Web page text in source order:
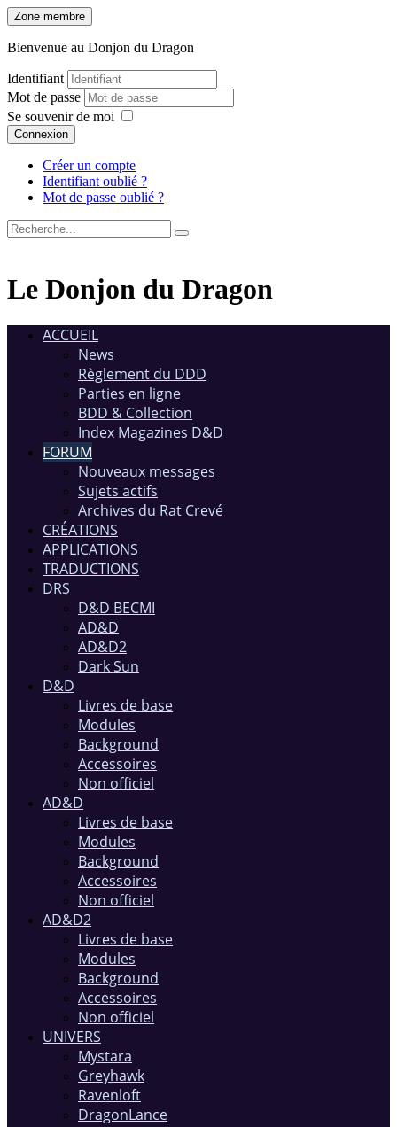
Zone membre
Bienvenue au Donjon du Dragon
Identifiant
Mot de passe
Se souvenir de moi
Connexion
Créer un compte
Identifiant oublié ?
Mot de passe oublié ?
Le Donjon du Dragon
ACCUEIL
News
Règlement du DDD
Parties en ligne
BDD & Collection
Index Magazines D&D
FORUM
Nouveaux messages
Sujets actifs
Archives du Rat Crevé
CRÉATIONS
APPLICATIONS
TRADUCTIONS
DRS
D&D BECMI
AD&D
AD&D2
Dark Sun
D&D
Livres de base
Modules
Background
Accessoires
Non officiel
AD&D
Livres de base
Modules
Background
Accessoires
Non officiel
AD&D2
Livres de base
Modules
Background
Accessoires
Non officiel
UNIVERS
Mystara
Greyhawk
Ravenloft
DragonLance